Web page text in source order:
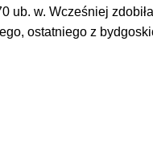
ub. w. Wcześniej
ostatniego z